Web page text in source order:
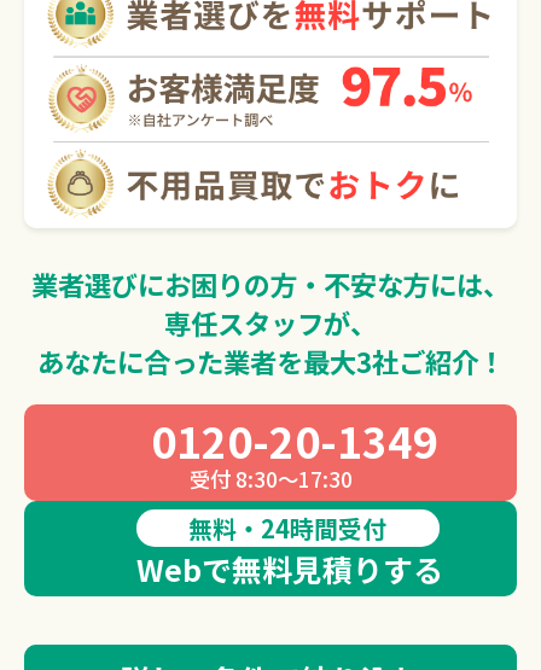
0120-20-1349
無料・24時間受付
Webで無料見積りする
お急ぎの方はこちら
業者選びにお困りの方・不安な方には、
専任スタッフが、
あなたに合った業者を最大3社ご紹介！
0120-20-1349
受付 8:30～17:30
無料・24時間受付
Webで無料見積りする